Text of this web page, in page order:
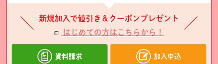
新規加入で値引き＆クーポンプレゼント
はじめての方はこちらから！
資料請求 加入申込